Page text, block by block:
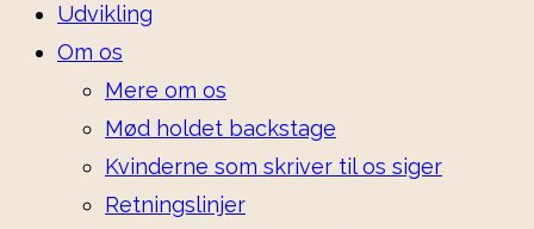
Udvikling
Om os
Mere om os
Mød holdet backstage
Kvinderne som skriver til os siger
Retningslinjer